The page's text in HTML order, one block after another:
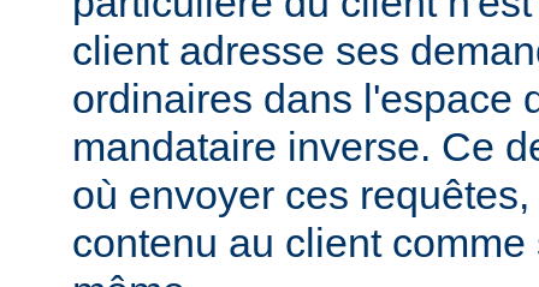
client adresse ses
ordinaires dans l'espace
mandataire inverse. Ce
où envoyer ces
contenu au client